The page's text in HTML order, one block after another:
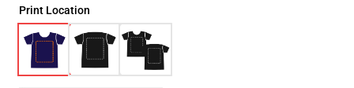
Print Location